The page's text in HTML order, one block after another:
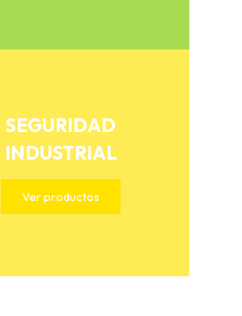
SEGURIDAD
INDUSTRIAL
Ver productos